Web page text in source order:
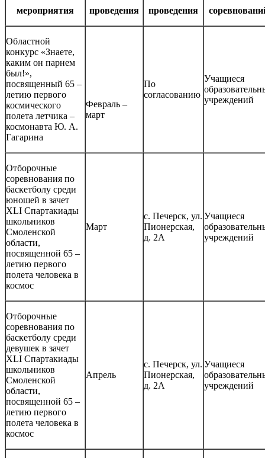
мероприятия
проведения
проведения
Областной
конкурс «Знаете,
каким он парнем
был!»,
посвященный 65 –
летию первого
космического
полета летчика –
космонавта Ю. А.
Гагарина
Февраль –
март
По
согласованию
Учащиеся
учреждений
Отборочные
соревнования по
баскетболу среди
юношей в зачет
XLI Спартакиады
школьников
Смоленской
области,
посвященной 65 –
летию первого
полета человека в
космос
Март
с. Печерск, ул.
Пионерская,
д. 2А
Учащиеся
учреждений
Отборочные
соревнования по
баскетболу среди
девушек в зачет
XLI Спартакиады
школьников
Смоленской
области,
посвященной 65 –
летию первого
полета человека в
космос
Апрель
с. Печерск, ул.
Пионерская,
д. 2А
Учащиеся
учреждений